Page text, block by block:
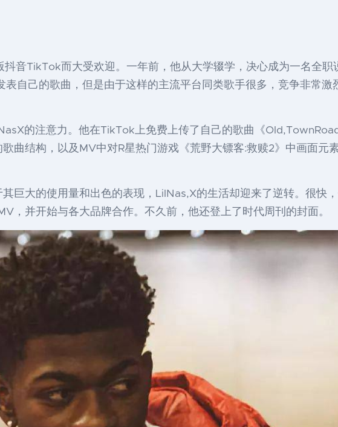
音TikTok而大受欢迎。一年前，他从大学辍学，决心成为一名全职
自己的歌曲，但是由于这样的主流平台同类歌手很多，竞争非常激
的注意力。他在TikTok上免费上传了自己的歌曲《
曲结构，以及MV中对R星热门游戏《荒野大镖客:救赎2》中画面元
巨大的使用量和出色的表现，LilNas,X的生活却迎来了逆转。很快
，并开始与各大品牌合作。不久前，他还登上了时代周刊的封面。